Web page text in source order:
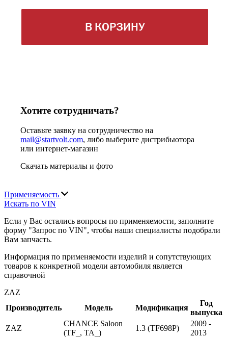
В КОРЗИНУ
Хотите сотрудничать?
Оставьте заявку на сотрудничество на
mail@startvolt.com, либо выберите дистрибьютора
или интернет-магазин
Скачать материалы и фото
Применяемость
Искать по VIN
Если у Вас остались вопросы по применяемости, заполните
форму "Запрос по VIN", чтобы наши специалисты подобрали
Вам запчасть.
Информация по применяемости изделий и сопутствующих
товаров к конкретной модели автомобиля является
справочной
ZAZ
Производитель
Модель Модификация
Год
выпуска
ZAZ
CHANCE Saloon
(TF_, TA_)
1.3 (TF698P)
2009 -
2013